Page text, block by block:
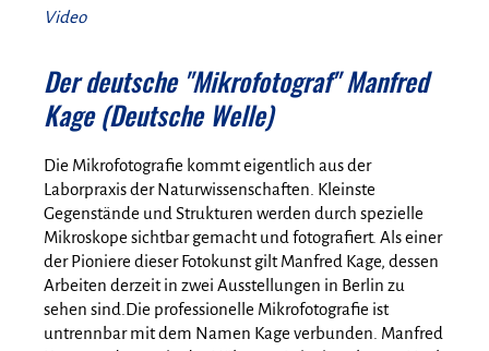
Video
Der deutsche "Mikrofotograf" Manfred
Kage (Deutsche Welle)
Die Mikrofotografie kommt eigentlich aus der
Laborpraxis der Naturwissenschaften. Kleinste
Gegenstände und Strukturen werden durch spezielle
Mikroskope sichtbar gemacht und fotografiert. Als einer
der Pioniere dieser Fotokunst gilt Manfred Kage, dessen
Arbeiten derzeit in zwei Ausstellungen in Berlin zu
sehen sind.Die professionelle Mikrofotografie ist
untrennbar mit dem Namen Kage verbunden. Manfred